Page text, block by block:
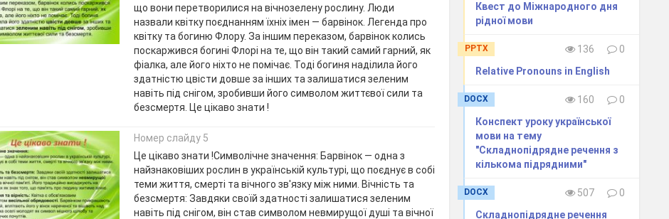
що вони перетворилися на вічнозелену рослину. Люди
назвали квітку поєднанням їхніх імен — барвінок. Легенда про
квітку та богиню Флору. За іншим переказом, барвінок колись
поскаржився богині Флорі на те, що він такий самий гарний, як
фіалка, але його ніхто не помічає. Тоді богиня наділила його
здатністю цвісти довше за інших та залишатися зеленим
навіть під снігом, зробивши його символом життєвої сили та
безсмертя. Це цікаво знати !
Номер слайду 5
Це цікаво знати !Символічне значення: Барвінок — одна з
найзнаковіших рослин в українській культурі, що поєднує в собі
теми життя, смерті та вічного зв'язку між ними. Вічність та
безсмертя: Завдяки своїй здатності залишатися зеленим
навіть під снігом, він став символом невмирущої душі та вічної
Квест до Міжнародного дня
рідної мови
PPTX 136
0
Relative Pronouns in English
DOCX 160
0
Конспект уроку української
мови на тему
"Складнопідрядне речення з
кількома підрядними"
DOCX 507
0
Складнопідрядне речення